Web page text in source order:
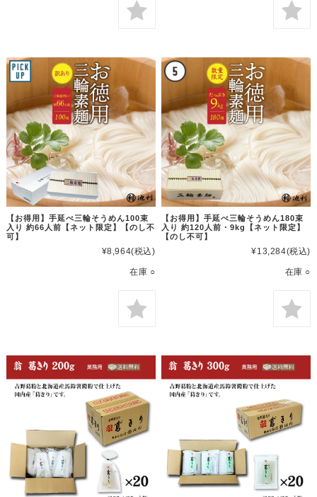
【お得用】手延べ三輪そうめん100束
入り 約66人前【ネット限定】【のし不
可】
¥8,964(税込)
在庫 ○
【お得用】手延べ三輪そうめん180束
入り 約120人前・9kg【ネット限定】
【のし不可】
¥13,284(税込)
在庫 ○